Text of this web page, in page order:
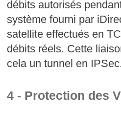
débits autorisés
système fourni par
satellite effectués en
débits réels. Cette
cela un tunnel en IPSec.
4 - Protection des